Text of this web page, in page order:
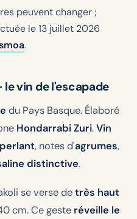
peuvent changer ;
le 13 juillet 2026
.
vin de l'escapade
du Pays Basque. Élaboré
Hondarrabi Zuri.Vin
, notes d'agrumes,
distinctive.
se verse detrès haut
cm. Ce geste réveille le